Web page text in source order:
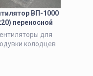
ВП-1000
переносной
для
колодцев